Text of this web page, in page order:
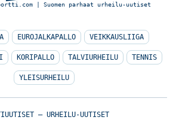
| Suomen parhaat urheilu-uutiset
EUROJALKAPALLO VEIKKAUSLIIGA
KORIPALLO TALVIURHEILU TENNIS
YLEISURHEILU
– URHEILU-UUTISET